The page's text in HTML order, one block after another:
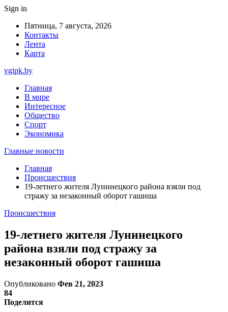
Sign in
Пятница, 7 августа, 2026
Контакты
Лента
Карта
vgipk.by
Главная
В мире
Интересное
Общество
Спорт
Экономика
Главные новости
Главная
Происшествия
19-летнего жителя Лунинецкого района взяли под
стражу за незаконный оборот гашиша
Происшествия
19-летнего жителя Лунинецкого
района взяли под стражу за
незаконный оборот гашиша
Опубликовано Фев 21, 2023
84
Поделится